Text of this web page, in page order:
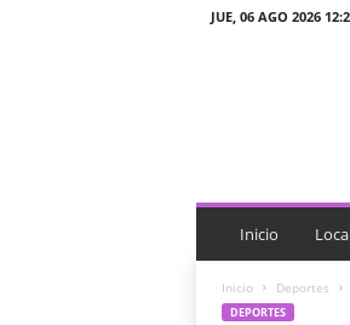
JUE, 06 AGO 2026
c
a
Inicio
Inicio Deportes
DEPORTES